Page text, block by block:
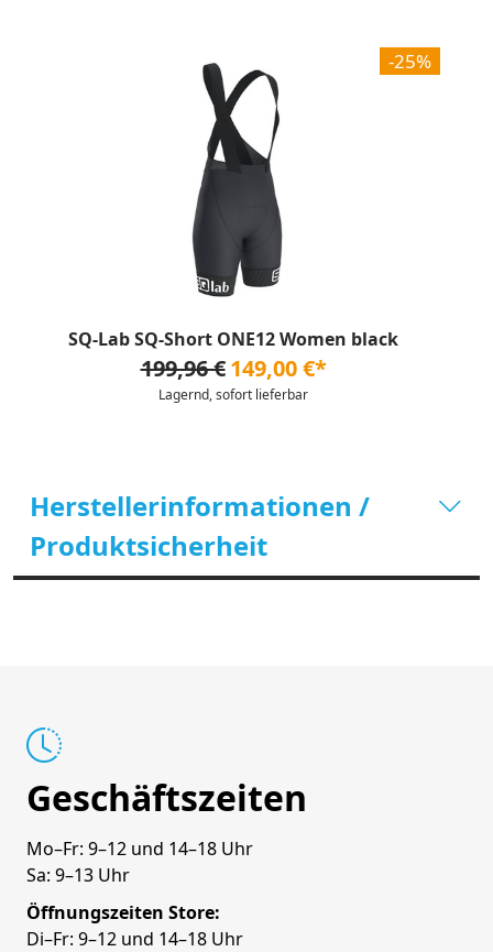
-25%
SQ-Lab SQ-Short ONE12 Women black
199,96 € 149,00 €*
Lagernd, sofort lieferbar
Herstellerinformationen /
Produktsicherheit
Geschäftszeiten
Mo–Fr: 9–12 und 14–18 Uhr
Sa: 9–13 Uhr
Öffnungszeiten Store:
Di–Fr: 9–12 und 14–18 Uhr